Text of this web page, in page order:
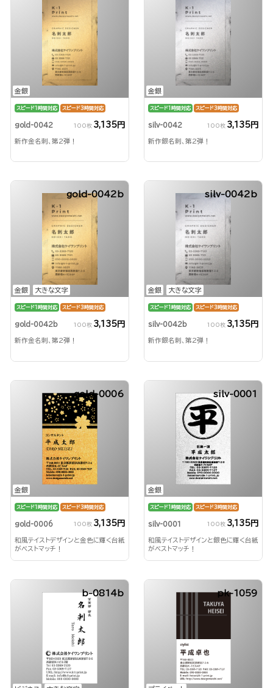
金銀
スピード1時間対応 スピード3時間対応
gold-0042 100枚 3,135円
新作金名刺、第2弾！
金銀
スピード1時間対応 スピード3時間対応
silv-0042 100枚 3,135円
新作銀名刺、第2弾！
金銀 大きな文字
gold-0042b
スピード1時間対応 スピード3時間対応
gold-0042b 100枚 3,135円
新作金名刺、第2弾！
金銀 大きな文字
silv-0042b
スピード1時間対応 スピード3時間対応
silv-0042b 100枚 3,135円
新作銀名刺、第2弾！
金銀
gold-0006
スピード1時間対応 スピード3時間対応
gold-0006 100枚 3,135円
和風テイストデザインと金色に輝く台紙
がベストマッチ！
金銀
silv-0001
スピード1時間対応 スピード3時間対応
silv-0001 100枚 3,135円
和風テイストデザインと銀色に輝く台紙
がベストマッチ！
b-0814b pk-1059